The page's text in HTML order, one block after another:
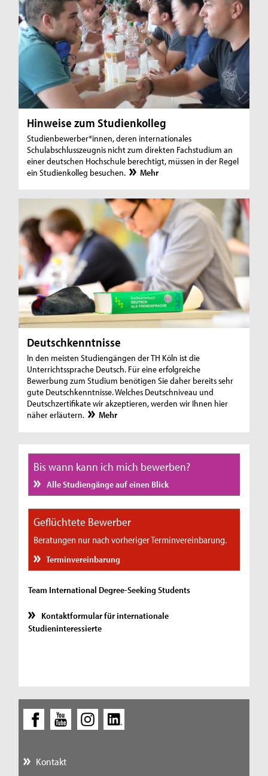
Hinweise zum Studienkolleg
Studienbewerber*innen, deren internationales
Schulabschlusszeugnis nicht zum direkten Fachstudium an
einer deutschen Hochschule berechtigt, müssen in der Regel
ein Studienkolleg besuchen.
Mehr
Deutschkenntnisse
In den meisten Studiengängen der TH Köln ist die
Unterrichtssprache Deutsch. Für eine erfolgreiche
Bewerbung zum Studium benötigen Sie daher bereits sehr
gute Deutschkenntnisse. Welches Deutschniveau und
Deutschzertifikate wir akzeptieren, werden wir Ihnen hier
näher erläutern.
Mehr
Bis wann kann ich mich bewerben?
Alle Studiengänge auf einen Blick
Geflüchtete Bewerber
Beratungen nur nach vorheriger Terminvereinbarung.
Terminvereinbarung
Team International Degree-Seeking Students
Kontaktformular für internationale
Studieninteressierte
Kontakt